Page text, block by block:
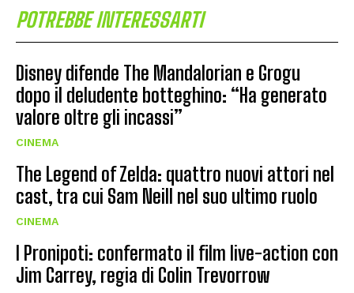
POTREBBE INTERESSARTI
Disney difende The Mandalorian e Grogu
dopo il deludente botteghino: “Ha generato
valore oltre gli incassi”
CINEMA
The Legend of Zelda: quattro nuovi attori nel
cast, tra cui Sam Neill nel suo ultimo ruolo
CINEMA
I Pronipoti: confermato il film live-action con
Jim Carrey, regia di Colin Trevorrow